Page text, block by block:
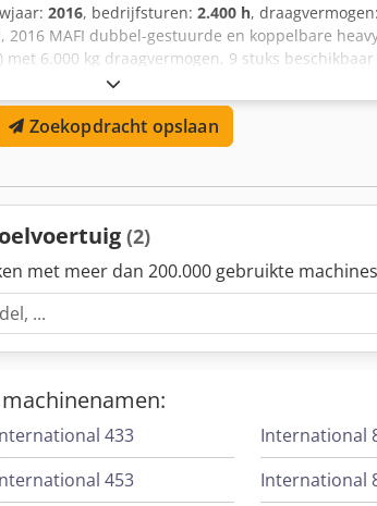
2016, bedrijfsturen: 2.400 h, draagvermogen:
, 2016 MAFI dubbel-gestuurde en koppelbare
6.000 kg draagvermogen, 9 stuks beschikbaar
september 2016 Modeljaar: 2016
Leeggewicht: 525 kg Toegestane totaalgewicht:
Staat Technische staat: zeer goed Optische staat:
Neem contact op met Arne Honingh voor
Zoekopdracht opslaan
(2)
met meer dan 200.000 gebruikte
433
453
International
International